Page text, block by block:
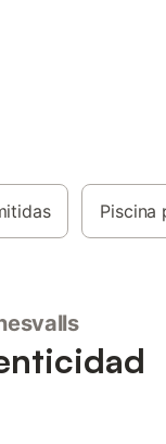
Piscina